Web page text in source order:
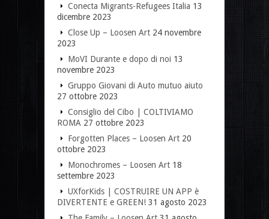
Conecta Migrants-Refugees Italia 13
dicembre 2023
Close Up – Loosen Art 24 novembre
2023
MoVI Durante e dopo di noi 13
novembre 2023
Gruppo Giovani di Auto mutuo aiuto
27 ottobre 2023
Consiglio del Cibo | COLTIVIAMO
ROMA 27 ottobre 2023
Forgotten Places – Loosen Art 20
ottobre 2023
Monochromes – Loosen Art 18
settembre 2023
UXforKids | COSTRUIRE UN APP è
DIVERTENTE e GREEN! 31 agosto 2023